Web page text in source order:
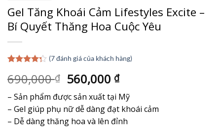
Gel Tăng Khoái Cảm Lifestyles Excite –
Bí Quyết Thăng Hoa Cuộc Yêu
5 dựa
trên đánh
giá
(7đánh giá của khách hàng)
690,000₫ Giá
gốc
là:
690,000 ₫.
560,000 ₫Giá
hiện
tại
là:
560,000 ₫.
– Sản phẩm được sản xuất tại Mỹ
– Gel giúp phụ nữ dễ dàng đạt khoái cảm
– Dễ dàng thăng hoa và lên đỉnh